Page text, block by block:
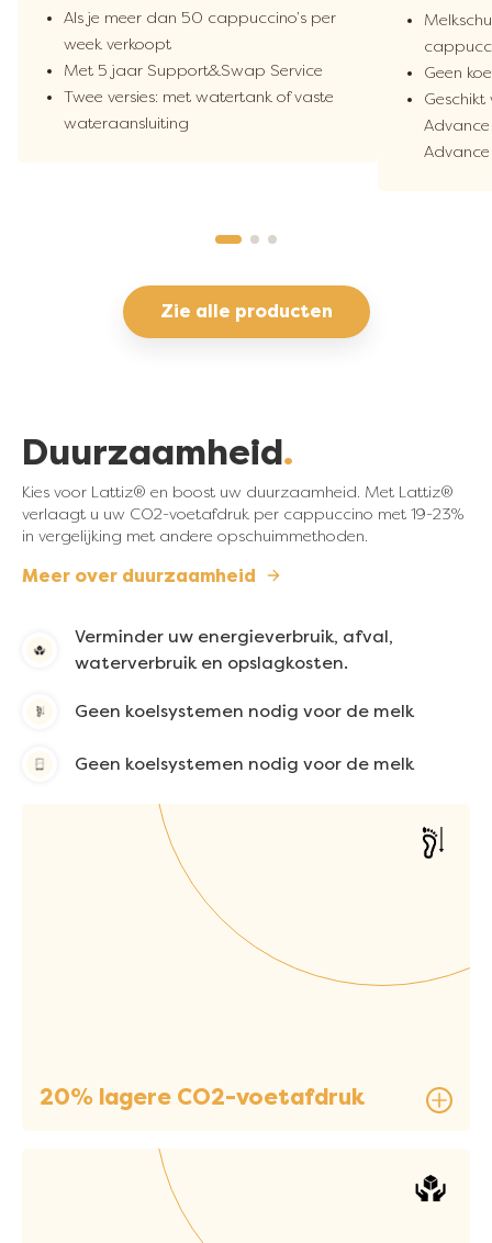
Als je meer dan 50 cappuccino’s per
week verkoopt
Met 5 jaar Support&Swap Service
Twee versies: met watertank of vaste
wateraansluiting
Geen
Advance
Zie alle producten
Duurzaamheid
Kies voor Lattiz® en boost uw duurzaamheid. Met Lattiz®
verlaagt u uw CO2-voetafdruk per cappuccino met 19-23%
in vergelijking met andere opschuimmethoden.
Meer over duurzaamheid
Verminder uw energieverbruik, afval,
waterverbruik en opslagkosten.
Geen koelsystemen nodig voor de melk
Geen koelsystemen nodig voor de melk
20% lagere CO2-voetafdruk